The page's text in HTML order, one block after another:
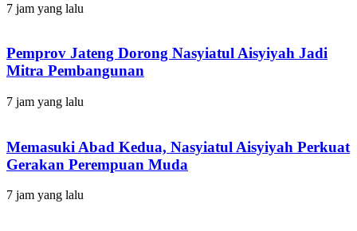
7 jam yang lalu
Pemprov Jateng Dorong Nasyiatul Aisyiyah Jadi
Mitra Pembangunan
7 jam yang lalu
Memasuki Abad Kedua, Nasyiatul Aisyiyah Perkuat
Gerakan Perempuan Muda
7 jam yang lalu